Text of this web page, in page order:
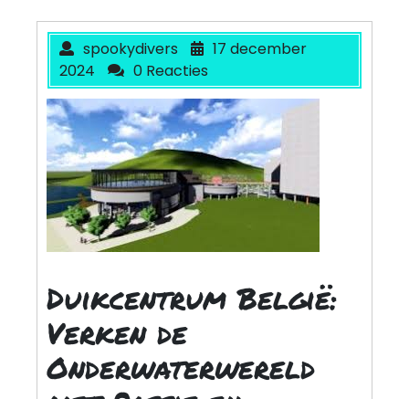
spookydivers
17 december
2024
0 Reacties
Duikcentrum België:
Verken de
Onderwaterwereld